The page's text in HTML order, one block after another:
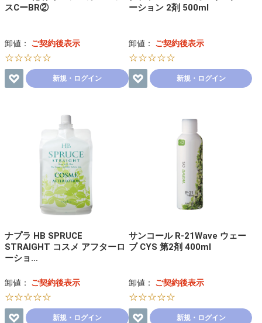
スCーBR②
卸値： ご契約後表示
☆☆☆☆☆
新規・ログイン
ーション 2剤 500ml
卸値： ご契約後表示
☆☆☆☆☆
新規・ログイン
ナプラ HB SPRUCE
STRAIGHT コスメ アフターロ
ーショ…
卸値： ご契約後表示
☆☆☆☆☆
新規・ログイン
サンコール R-21Wave ウェー
ブ CYS 第2剤 400ml
卸値： ご契約後表示
☆☆☆☆☆
新規・ログイン